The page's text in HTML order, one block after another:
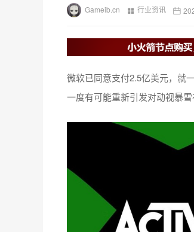
Gameib.cn 行业资讯
微软已同意支付2.5亿美元，就
一度有可能重新引发对动视暴